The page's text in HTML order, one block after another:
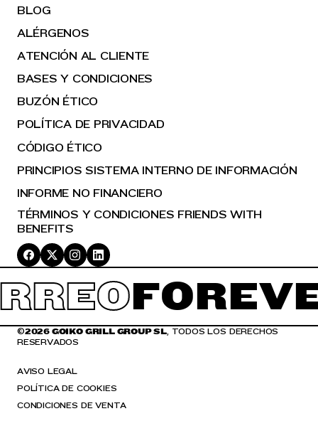
BLOG
ALÉRGENOS
ATENCIÓN AL CLIENTE
BASES Y CONDICIONES
BUZÓN ÉTICO
POLÍTICA DE PRIVACIDAD
CÓDIGO ÉTICO
PRINCIPIOS SISTEMA INTERNO DE INFORMACIÓN
INFORME NO FINANCIERO
TÉRMINOS Y CONDICIONES FRIENDS WITH
BENEFITS
©2026 GOIKO GRILL GROUP SL, TODOS LOS DERECHOS
RESERVADOS
AVISO LEGAL
POLÍTICA DE COOKIES
CONDICIONES DE VENTA